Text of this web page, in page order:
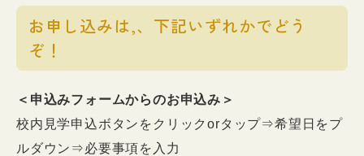
お申し込みは,、下記いずれかでどう
ぞ！
＜申込みフォームからのお申込み＞
校内見学申込ボタンをクリックorタップ⇒希望日をプ
ルダウン⇒必要事項を入力